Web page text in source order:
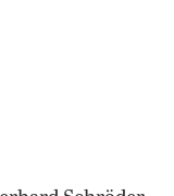
teilenteilen